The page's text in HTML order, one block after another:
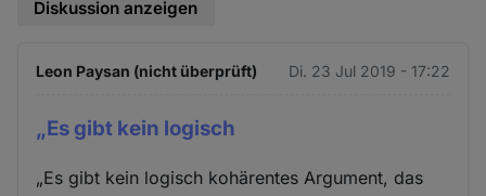
Diskussion anzeigen
Leon Paysan (nicht überprüft) Di. 23 Jul 2019 - 17:22
„Es gibt kein logisch
„Es gibt kein logisch kohärentes Argument, das